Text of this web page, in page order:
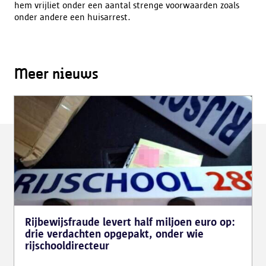
hem vrijliet onder een aantal strenge voorwaarden zoals
onder andere een huisarrest.
Meer nieuws
Rijbewijsfraude levert half miljoen euro op:
drie verdachten opgepakt, onder wie
rijschooldirecteur